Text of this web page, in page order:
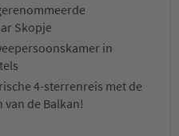
Skopje
in
4-sterrenreis met de
de Balkan!